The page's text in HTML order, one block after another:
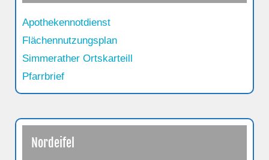
Apothekennotdienst
Flächennutzungsplan
Simmerather Ortskarteill
Pfarrbrief
Nordeifel